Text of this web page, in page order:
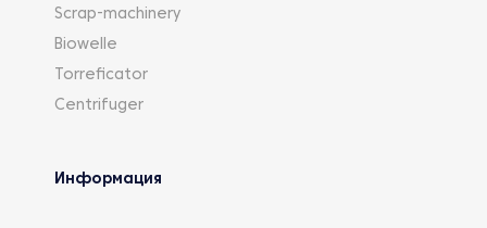
Scrap-machinery
Biowelle
Torreficator
Centrifuger
Информация